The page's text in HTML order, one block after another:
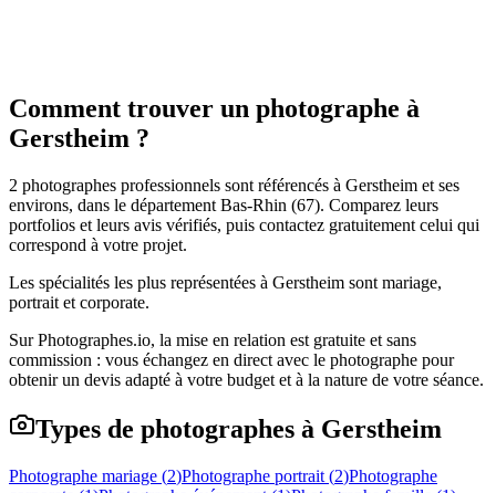
Comment trouver un photographe à
Gerstheim ?
2 photographes professionnels sont référencés à Gerstheim et ses
environs, dans le département Bas-Rhin (67). Comparez leurs
portfolios et leurs avis vérifiés, puis contactez gratuitement celui qui
correspond à votre projet.
Les spécialités les plus représentées à Gerstheim sont mariage,
portrait et corporate.
Sur Photographes.io, la mise en relation est gratuite et sans
commission : vous échangez en direct avec le photographe pour
obtenir un devis adapté à votre budget et à la nature de votre séance.
Types de photographes à Gerstheim
Photographe mariage (2)Photographe portrait (2)Photographe